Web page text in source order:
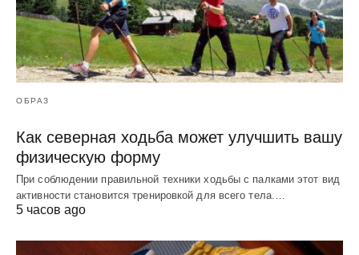
ОБРАЗ
Как северная ходьба может улучшить вашу
физическую форму
При соблюдении правильной техники ходьбы с палками этот вид
активности становится тренировкой для всего тела.…
5 часов ago